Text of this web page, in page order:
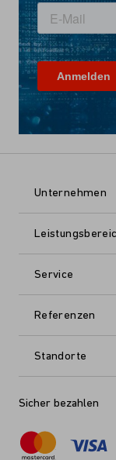
Unternehmen
Service
Referenzen
Standorte
Sicher bezahlen